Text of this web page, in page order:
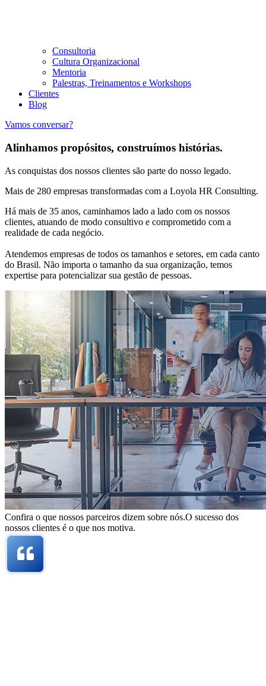
Consultoria
Cultura Organizacional
Mentoria
Palestras, Treinamentos e Workshops
Clientes
Blog
Vamos conversar?
Alinhamos propósitos, construímos histórias.
As conquistas dos nossos clientes são parte do nosso legado.
Mais de 280 empresas transformadas com a Loyola HR Consulting.
Há mais de 35 anos, caminhamos lado a lado com os nossos
clientes, atuando de modo consultivo e comprometido com a
realidade de cada negócio.
Atendemos empresas de todos os tamanhos e setores, em cada canto
do Brasil. Não importa o tamanho da sua organização, temos
expertise para potencializar sua gestão de pessoas.
Confira o que nossos parceiros dizem sobre nós.O sucesso dos
nossos clientes é o que nos motiva.